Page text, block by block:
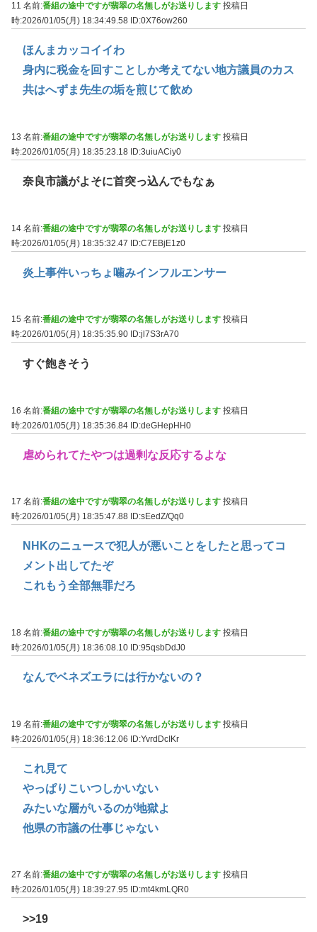
11 名前:番組の途中ですが翡翠の名無しがお送りします 投稿日
時:2026/01/05(月) 18:34:49.58 ID:0X76ow260
ほんまカッコイイわ
身内に税金を回すことしか考えてない地方議員のカス
共はへずま先生の垢を煎じて飲め
13 名前:番組の途中ですが翡翠の名無しがお送りします 投稿日
時:2026/01/05(月) 18:35:23.18 ID:3uiuACiy0
奈良市議がよそに首突っ込んでもなぁ
14 名前:番組の途中ですが翡翠の名無しがお送りします 投稿日
時:2026/01/05(月) 18:35:32.47 ID:C7EBjE1z0
炎上事件いっちょ噛みインフルエンサー
15 名前:番組の途中ですが翡翠の名無しがお送りします 投稿日
時:2026/01/05(月) 18:35:35.90 ID:jl7S3rA70
すぐ飽きそう
16 名前:番組の途中ですが翡翠の名無しがお送りします 投稿日
時:2026/01/05(月) 18:35:36.84 ID:deGHepHH0
虐められてたやつは過剰な反応するよな
17 名前:番組の途中ですが翡翠の名無しがお送りします 投稿日
時:2026/01/05(月) 18:35:47.88 ID:sEedZ/Qq0
NHKのニュースで犯人が悪いことをしたと思ってコ
メント出してたぞ
これもう全部無罪だろ
18 名前:番組の途中ですが翡翠の名無しがお送りします 投稿日
時:2026/01/05(月) 18:36:08.10 ID:95qsbDdJ0
なんでベネズエラには行かないの？
19 名前:番組の途中ですが翡翠の名無しがお送りします 投稿日
時:2026/01/05(月) 18:36:12.06 ID:YvrdDcIKr
これ見て
やっぱりこいつしかいない
みたいな層がいるのが地獄よ
他県の市議の仕事じゃない
27 名前:番組の途中ですが翡翠の名無しがお送りします 投稿日
時:2026/01/05(月) 18:39:27.95
ID:mt4kmLQR0
>>19